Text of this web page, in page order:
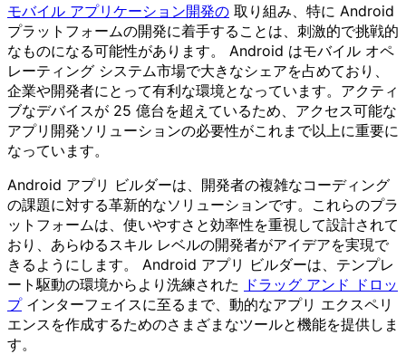
モバイル アプリケーション開発の 取り組み、特に Android
プラットフォームの開発に着手することは、刺激的で挑戦的
なものになる可能性があります。 Android はモバイル オペ
レーティング システム市場で大きなシェアを占めており、
企業や開発者にとって有利な環境となっています。アクティ
ブなデバイスが 25 億台を超えているため、アクセス可能な
アプリ開発ソリューションの必要性がこれまで以上に重要に
なっています。
Android アプリ ビルダーは、開発者の複雑なコーディング
の課題に対する革新的なソリューションです。これらのプラ
ットフォームは、使いやすさと効率性を重視して設計されて
おり、あらゆるスキル レベルの開発者がアイデアを実現で
きるようにします。 Android アプリ ビルダーは、テンプレ
ート駆動の環境からより洗練された ドラッグ アンド ドロッ
プインターフェイスに至るまで、動的なアプリ エクスペリ
エンスを作成するためのさまざまなツールと機能を提供しま
す。